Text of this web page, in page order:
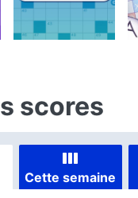
scores
Cette semaine